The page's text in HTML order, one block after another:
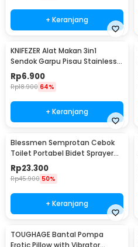
+ Keranjang
KNIFEZER Alat Makan 3in1
Sendok Garpu Pisau Stainless
Travel 20cm - HG1514
Rp6.900
Rp18.900 64%
+ Keranjang
Blessmen Semprotan Cebok
Toilet Portabel Bidet Sprayer
450ml - WR-450
Rp23.300
Rp45.900 50%
+ Keranjang
TOUGHAGE Bantal Pompa
Erotic Pillow with Vibrator